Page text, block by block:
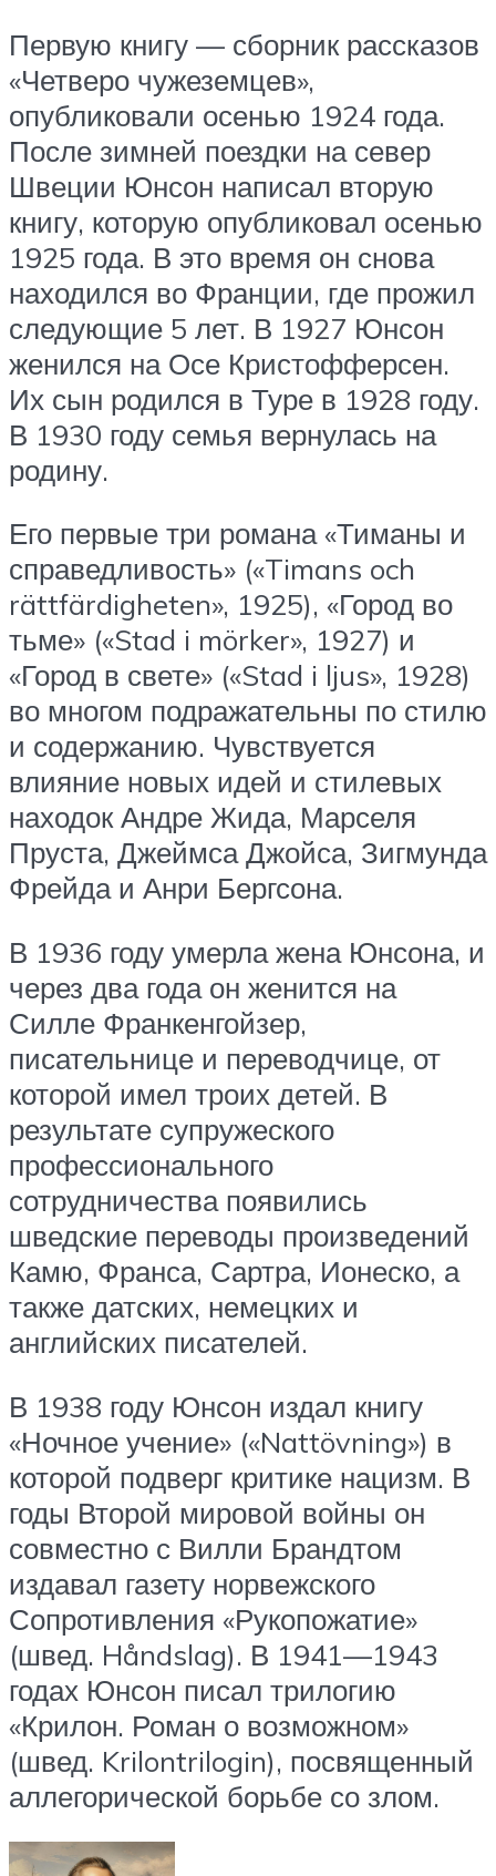
Первую книгу — сборник рассказов
«Четверо чужеземцев»,
опубликовали осенью 1924 года.
После зимней поездки на север
Швеции Юнсон написал вторую
книгу, которую опубликовал осенью
1925 года. В это время он снова
находился во Франции, где прожил
следующие 5 лет. В 1927 Юнсон
женился на Осе Кристофферсен.
Их сын родился в Туре в 1928 году.
В 1930 году семья вернулась на
родину.
Его первые три романа «Тиманы и
справедливость» («Timans och
rättfärdigheten», 1925), «Город во
тьме» («Stad i mörker», 1927) и
«Город в свете» («Stad i ljus», 1928)
во многом подражательны по стилю
и содержанию. Чувствуется
влияние новых идей и стилевых
находок Андре Жида, Марселя
Пруста, Джеймса Джойса, Зигмунда
Фрейда и Анри Бергсона.
В 1936 году умерла жена Юнсона, и
через два года он женится на
Силле Франкенгойзер,
писательнице и переводчице, от
которой имел троих детей. В
результате супружеского
профессионального
сотрудничества появились
шведские переводы произведений
Камю, Франса, Сартра, Ионеско, а
также датских, немецких и
английских писателей.
В 1938 году Юнсон издал книгу
«Ночное учение» («Nattövning») в
которой подверг критике нацизм. В
годы Второй мировой войны он
совместно с Вилли Брандтом
издавал газету норвежского
Сопротивления «Рукопожатие»
(швед. Håndslag). В 1941—1943
годах Юнсон писал трилогию
«Крилон. Роман о возможном»
(швед. Krilontrilogin), посвященный
аллегорической борьбе со злом.